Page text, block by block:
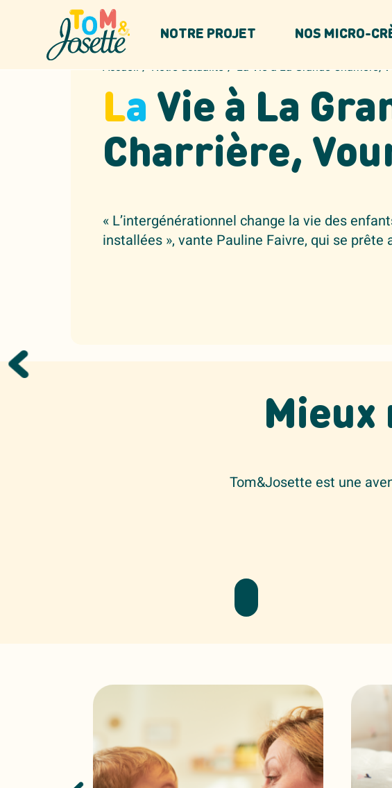
NOTRE PROJET NOS MICRO-
Accueil/Notre actualité/La Vie à La Grande Charrière,
La Vie à La
Charrière,
« L’intergénérationnel change la vie des
installées », vante Pauline Faivre, qui se
Mieux
Tom&Josette est une
Panneau de gestion des cookies